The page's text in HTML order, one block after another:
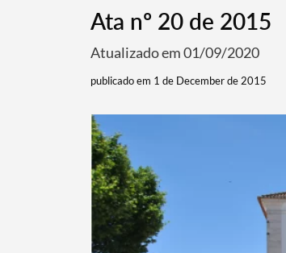
Ata nº 20 de 2015
Atualizado em 01/09/2020
publicado em 1 de December de 2015